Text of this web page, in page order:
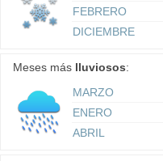
FEBRERO
DICIEMBRE
Meses más lluviosos:
MARZO
ENERO
ABRIL